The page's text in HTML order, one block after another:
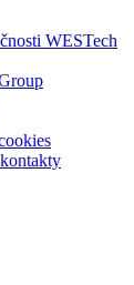
WESTech